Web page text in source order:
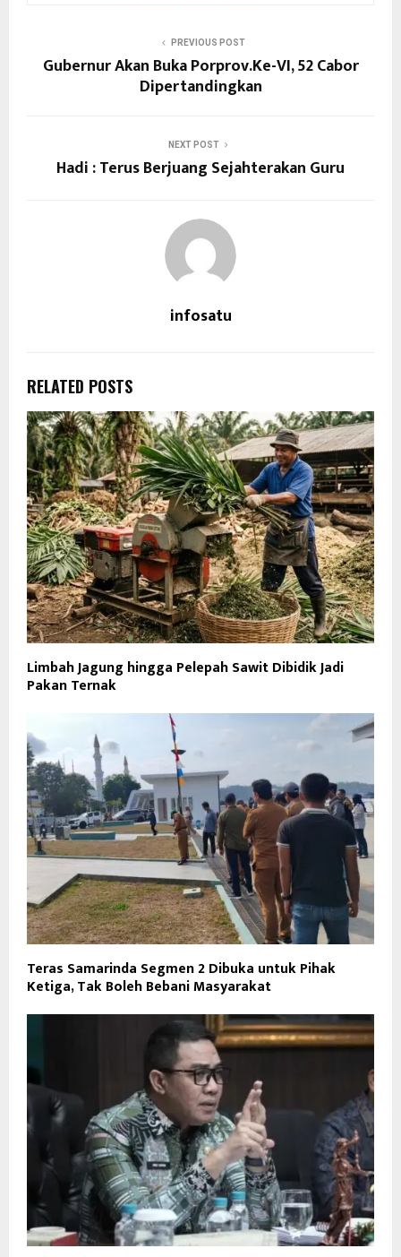
PREVIOUS POST
Gubernur Akan Buka Porprov.Ke-VI, 52 Cabor
Dipertandingkan
NEXT POST
Hadi : Terus Berjuang Sejahterakan Guru
infosatu
RELATED POSTS
Limbah Jagung hingga Pelepah Sawit Dibidik Jadi
Pakan Ternak
Teras Samarinda Segmen 2 Dibuka untuk Pihak
Ketiga, Tak Boleh Bebani Masyarakat